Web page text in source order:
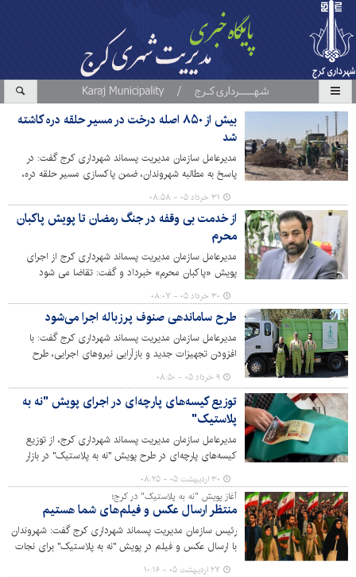
بیش از ۸۵۰ اصله درخت در مسیر حلقه دره کاشته
شد
مدیرعامل سازمان مدیریت پسماند شهرداری کرج گفت: در
پاسخ به مطالبه شهروندان، ضمن پاکسازی مسیر حلقه دره،
بیش از ۸۵۰ اصله درخت در این محل کاشته شد.۳۱ خرداد ۰۵ - ۰۸:۵۸
از خدمت بی وقفه در جنگ رمضان تا پویش پاکبان
محرم
مدیرعامل سازمان مدیریت پسماند شهرداری کرج از اجرای
پویش «پاکبان محرم» خبرداد و گفت: تقاضا می شود
شهروندان، فعالان مردمی و محیط زیستی در این پویش
مشارکت کنند.
۳۰ خرداد ۰۵ - ۰۸:۰۷
طرح ساماندهی صنوف پرزباله اجرا می‌شود
مدیرعامل سازمان مدیریت پسماند شهرداری کرج گفت: با
افزودن تجهیزات جدید و بازآرایی نیروهای اجرایی، طرح
ساماندهی صنوف پُر زباله با رویکردی دقیق‌تر و هدفمند دنبال
می‌شود.
۹ خرداد ۰۵ - ۰۸:۵۰
توزیع کیسه‌های پارچه‌ای در اجرای پویش "نه به
پلاستیک"
مدیرعامل سازمان مدیریت پسماند شهرداری کرج، از توزیع
کیسه‌های پارچه‌ای در طرح پویش "نه به پلاستیک" در بازار
روزهای کرج خبر داد.
۳۰ اردیبهشت ۰۵ - ۰۸:۲۵
آغاز پویش "نه به پلاستیک" در کرج؛
منتظر ارسال عکس و فیلم‌های شما هستیم
رئیس سازمان مدیریت پسماند شهرداری کرج گفت: شهروندان
با ارسال عکس و فیلم در پویش "نه به پلاستیک" برای نجات
شهرمان، مشارکت کنند.
۲۷ اردیبهشت ۰۵ - ۱۰:۱۶